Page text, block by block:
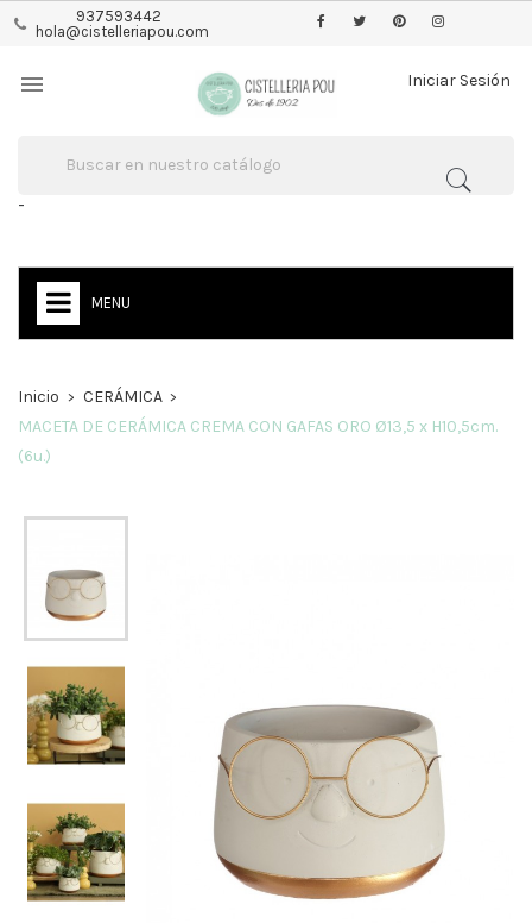
937593442
hola@cistelleriapou.com
Iniciar Sesión

-
MENU
Inicio
CERÁMICA
MACETA DE CERÁMICA CREMA CON GAFAS ORO Ø13,5 x H10,5cm.
(6u.)